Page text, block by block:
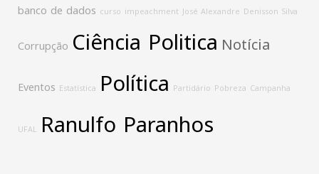
banco de dados curso impeachment José Alexandre Denisson Silva
Corrupção Ciência Politica Notícia
Eventos Estatística Política Partidário Pobreza Campanha
UFAL Ranulfo Paranhos